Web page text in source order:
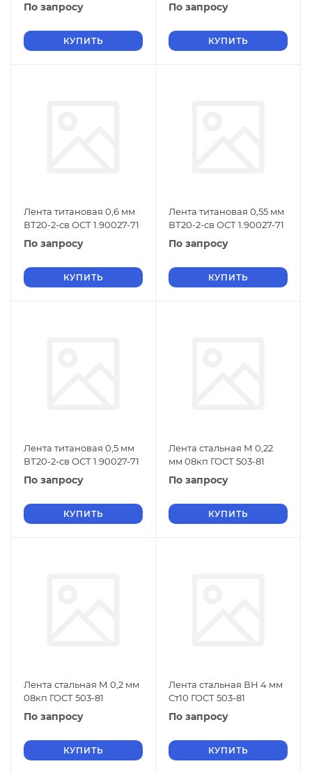
По запросу
КУПИТЬ
По запросу
КУПИТЬ
Лента титановая 0,6 мм
ВТ20-2-св ОСТ 1.90027-71
По запросу
КУПИТЬ
Лента титановая 0,55 мм
ВТ20-2-св ОСТ 1.90027-71
По запросу
КУПИТЬ
Лента титановая 0,5 мм
ВТ20-2-св ОСТ 1.90027-71
По запросу
КУПИТЬ
Лента стальная М 0,22
мм 08кп ГОСТ 503-81
По запросу
КУПИТЬ
Лента стальная М 0,2 мм
08кп ГОСТ 503-81
По запросу
КУПИТЬ
Лента стальная ВН 4 мм
Ст10 ГОСТ 503-81
По запросу
КУПИТЬ